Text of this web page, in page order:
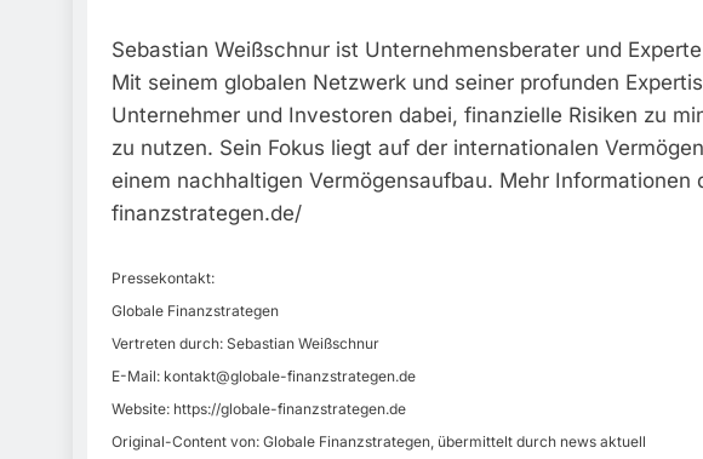
Sebastian Weißschnur ist Unternehmensberater und
Mit seinem globalen Netzwerk und seiner profunden
Unternehmer und Investoren dabei, finanzielle Risiken zu
zu nutzen. Sein Fokus liegt auf der internationalen
einem nachhaltigen Vermögensaufbau. Mehr
finanzstrategen.de/
Pressekontakt:
Globale Finanzstrategen
Vertreten durch: Sebastian Weißschnur
E-Mail: kontakt@globale-finanzstrategen.de
Website: https://globale-finanzstrategen.de
Original-Content von: Globale Finanzstrategen, übermittelt durch news aktuell